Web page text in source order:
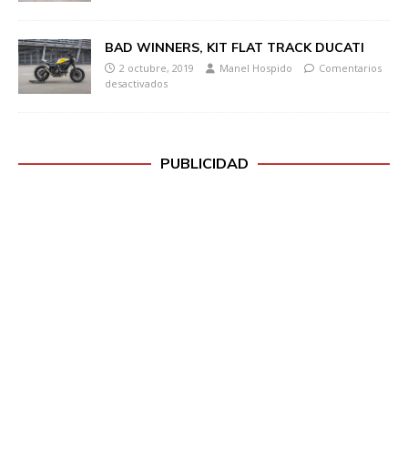
BAD WINNERS, KIT FLAT TRACK DUCATI
2 octubre, 2019 Manel Hospido
Comentarios
desactivados
PUBLICIDAD